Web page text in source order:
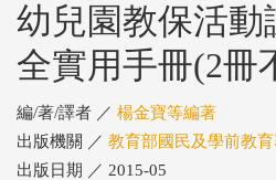
幼兒園教保活動
全實用手冊(2冊
編/著/譯者 ／ 楊金寶等編著
出版機關 ／ 教育部國民及學前教
出版日期 ／ 2015-05